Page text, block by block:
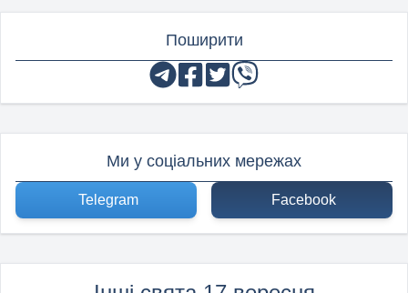
Поширити
Ми у соціальних мережах
Telegram Facebook